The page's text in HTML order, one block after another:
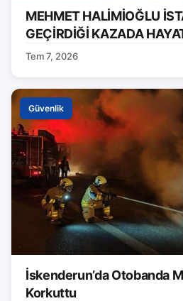
MEHMET HALİMİOĞLU
GEÇİRDİĞİ KAZADA
Tem 7, 2026
Güvenlik
İskenderun’da Otobanda
Korkuttu